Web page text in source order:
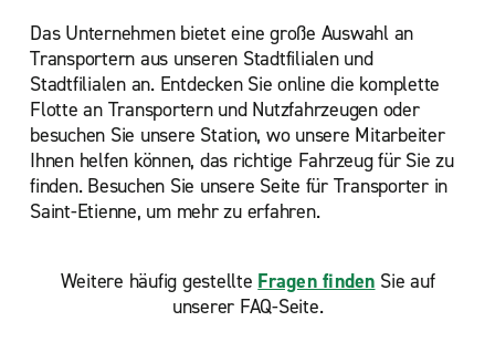
Das Unternehmen bietet eine große Auswahl an
Transportern aus unseren Stadtfilialen und
Stadtfilialen an. Entdecken Sie online die komplette
Flotte an Transportern und Nutzfahrzeugen oder
besuchen Sie unsere Station, wo unsere Mitarbeiter
Ihnen helfen können, das richtige Fahrzeug für Sie zu
finden. Besuchen Sie unsere Seite für Transporter in
Saint-Etienne, um mehr zu erfahren.
Weitere häufig gestellte Fragen finden Sie auf
unserer FAQ-Seite.